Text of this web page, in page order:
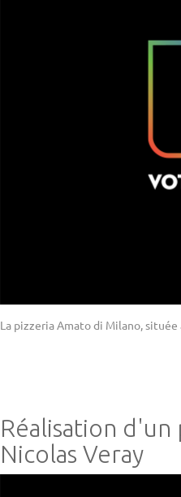
La pizzeria Amato di Milano,
Réalisation
Nicolas Veray